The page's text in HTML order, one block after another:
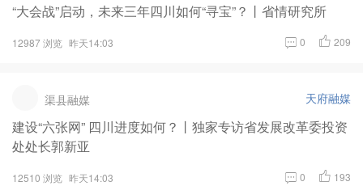
“大会战”启动，未来三年四川如何“寻宝”？丨省情研究所
12987 浏览 昨天14:03 0 209
渠县融媒 天府融媒
建设“六张网” 四川进度如何？丨独家专访省发展改革委投资
处处长郭新亚
12510 浏览 昨天14:03 0 193